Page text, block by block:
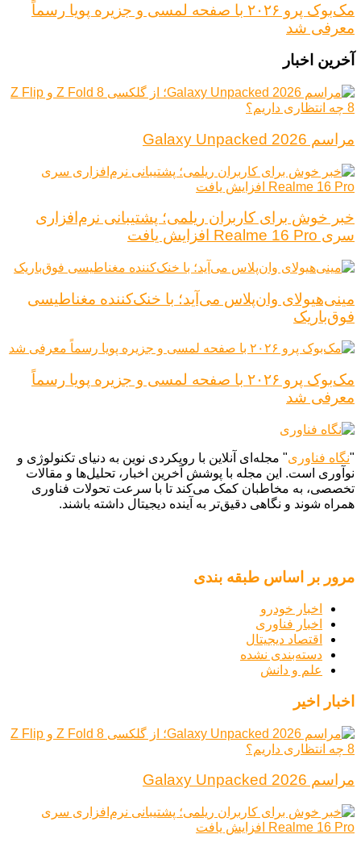
مک‌بوک پرو ۲۰۲۶ با صفحه لمسی و جزیره پویا رسماً
معرفی شد
آخرین اخبار
مراسم Galaxy Unpacked 2026
خبر خوش برای کاربران ریلمی؛ پشتیبانی نرم‌افزاری
سری Realme 16 Pro افزایش یافت
مینی‌هیولای وان‌پلاس می‌آید؛ با خنک‌کننده مغناطیسی
فوق‌باریک
مک‌بوک پرو ۲۰۲۶ با صفحه لمسی و جزیره پویا رسماً
معرفی شد
"نگاه فناوری" مجله‌ای آنلاین با رویکردی نوین به دنیای تکنولوژی و
نوآوری است. این مجله با پوشش آخرین اخبار، تحلیل‌ها و مقالات
تخصصی، به مخاطبان کمک می‌کند تا با سرعت تحولات فناوری
همراه شوند و نگاهی دقیق‌تر به آینده دیجیتال داشته باشند.
مرور بر اساس طبقه بندی
اخبار خودرو
اخبار فناوری
اقتصاد دیجیتال
دسته‌بندی نشده
علم و دانش
اخبار اخیر
مراسم Galaxy Unpacked 2026